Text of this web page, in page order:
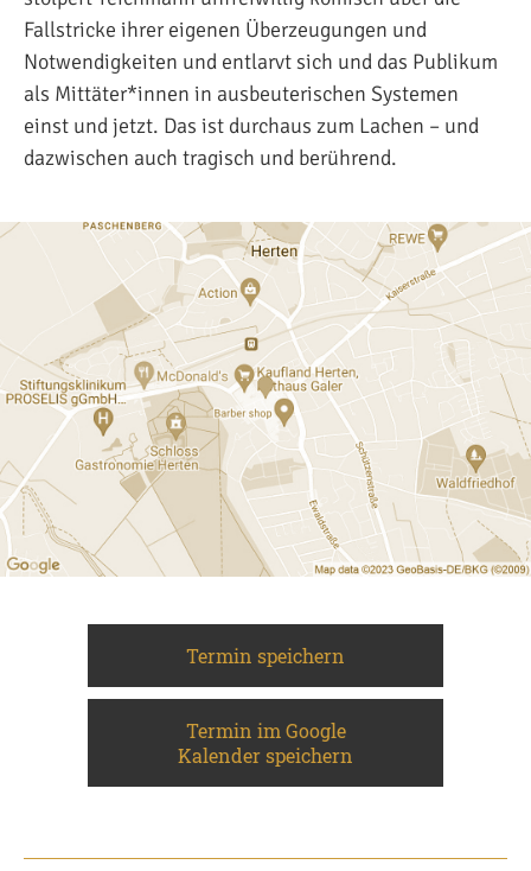
Fallstricke ihrer eigenen Überzeugungen und
Notwendigkeiten und entlarvt sich und das Publikum
als Mittäter*innen in ausbeuterischen Systemen
einst und jetzt. Das ist durchaus zum Lachen – und
dazwischen auch tragisch und berührend.
Termin speichern
Termin im Google
Kalender speichern